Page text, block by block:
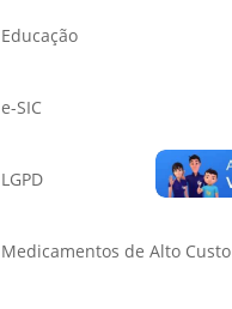
Educação
e-SIC
LGPD
Medicamentos de Alto Custo